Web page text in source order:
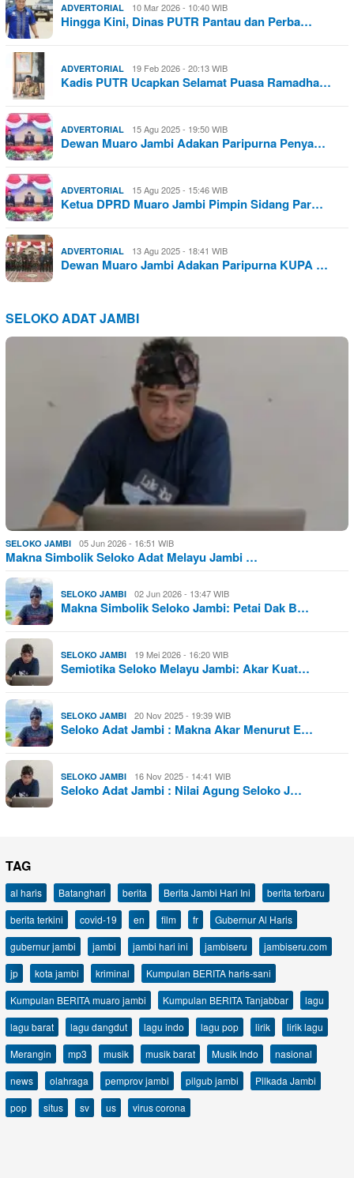
ADVERTORIAL 10 Mar 2026 - 10:40 WIB
Hingga Kini, Dinas PUTR Pantau dan Perba…
ADVERTORIAL 19 Feb 2026 - 20:13 WIB
Kadis PUTR Ucapkan Selamat Puasa Ramadha…
ADVERTORIAL 15 Agu 2025 - 19:50 WIB
Dewan Muaro Jambi Adakan Paripurna Penya…
ADVERTORIAL 15 Agu 2025 - 15:46 WIB
Ketua DPRD Muaro Jambi Pimpin Sidang Par…
ADVERTORIAL 13 Agu 2025 - 18:41 WIB
Dewan Muaro Jambi Adakan Paripurna KUPA …
SELOKO ADAT JAMBI
SELOKO JAMBI 05 Jun 2026 - 16:51 WIB
Makna Simbolik Seloko Adat Melayu Jambi …
SELOKO JAMBI 02 Jun 2026 - 13:47 WIB
Makna Simbolik Seloko Jambi: Petai Dak B…
SELOKO JAMBI 19 Mei 2026 - 16:20 WIB
Semiotika Seloko Melayu Jambi: Akar Kuat…
SELOKO JAMBI 20 Nov 2025 - 19:39 WIB
Seloko Adat Jambi : Makna Akar Menurut E…
SELOKO JAMBI 16 Nov 2025 - 14:41 WIB
Seloko Adat Jambi : Nilai Agung Seloko J…
TAG
al haris Batanghari berita Berita Jambi Hari Ini
berita terbaru
berita terkini
covid-19 en film fr
Gubernur Al Haris
gubernur jambi
jambi jambi hari ini jambiseru
jambiseru.com
jp
kota jambi kriminal
Kumpulan BERITA haris-sani
Kumpulan BERITA muaro jambi
Kumpulan BERITA Tanjabbar
lagu
lagu barat
lagu dangdut lagu indo lagu pop lirik
lirik lagu
Merangin
mp3 musik musik barat Musik Indo
nasional
news
olahraga pemprov jambi pilgub jambi
Pilkada Jambi
pop
situs sv us virus corona